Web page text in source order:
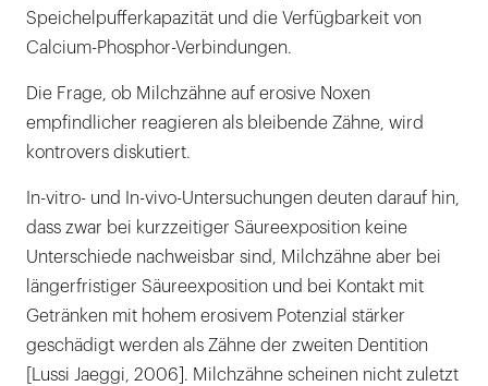
Speichelpufferkapazität und die Verfügbarkeit von
Calcium-Phosphor-Verbindungen.
Die Frage, ob Milchzähne auf erosive Noxen
empfindlicher reagieren als bleibende Zähne, wird
kontrovers diskutiert.
In-vitro- und In-vivo-Untersuchungen deuten darauf hin,
dass zwar bei kurzzeitiger Säureexposition keine
Unterschiede nachweisbar sind, Milchzähne aber bei
längerfristiger Säureexposition und bei Kontakt mit
Getränken mit hohem erosivem Potenzial stärker
geschädigt werden als Zähne der zweiten Dentition
[Lussi Jaeggi, 2006]. Milchzähne scheinen nicht zuletzt